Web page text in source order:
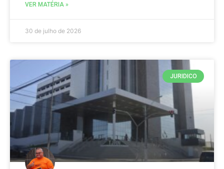
VER MATÉRIA »
30 de julho de 2026
JURIDICO